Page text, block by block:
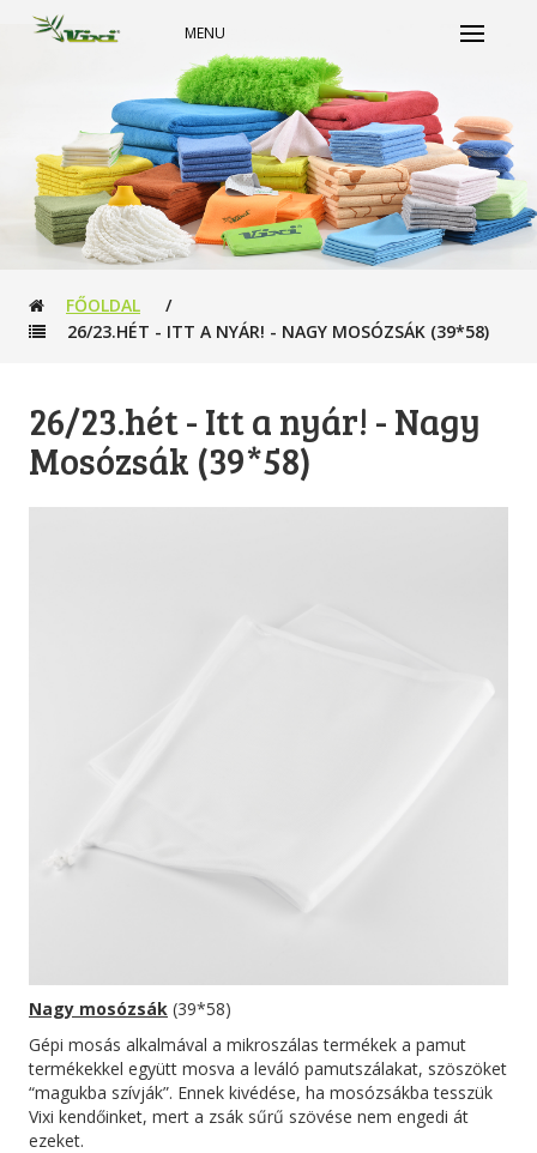
MENU
FŐOLDAL
/
26/23.HÉT - ITT A NYÁR! - NAGY MOSÓZSÁK (39*58)
26/23.hét - Itt a nyár! - Nagy
Mosózsák (39*58)
Nagy mosózsák (39*58)
Gépi mosás alkalmával a mikroszálas termékek a pamut
termékekkel együtt mosva a leváló pamutszálakat, szöszöket
“magukba szívják”. Ennek kivédése, ha mosózsákba tesszük
Vixi kendőinket, mert a zsák sűrű szövése nem engedi át
ezeket.